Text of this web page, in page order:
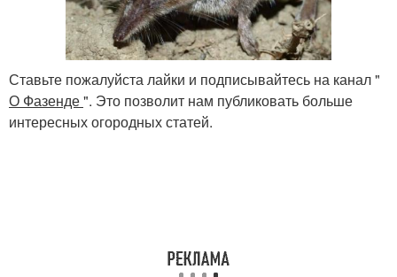
Ставьте пожалуйста лайки и подписывайтесь на канал "
О Фазенде". Это позволит нам публиковать больше
интересных огородных статей.